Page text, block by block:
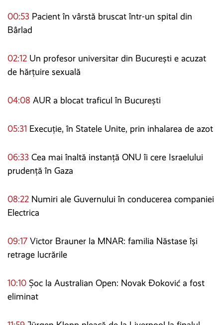
00:53 Pacient în vârstă bruscat într-un spital din
Bârlad
02:12 Un profesor universitar din București e acuzat
de hărțuire sexuală
04:08 AUR a blocat traficul în București
05:31 Execuție, în Statele Unite, prin inhalarea de azot
06:33 Cea mai înaltă instanță ONU îi cere Israelului
prudență în Gaza
08:22 Numiri ale Guvernului în conducerea companiei
Electrica
09:17 Victor Brauner la MNAR: familia Năstase își
retrage lucrările
10:10 Șoc la Australian Open: Novak Đoković a fost
eliminat